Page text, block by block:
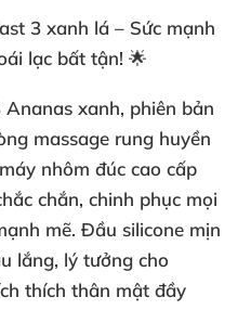
3 xanh lá – Sức mạnh
lạc bất tận! 🌟
xanh, phiên bản
massage rung huyền
nhôm đúc cao cấp
chắn, chinh phục mọi
mẽ. Đầu silicone mịn
lắng, lý tưởng cho
thích thân mật đầy